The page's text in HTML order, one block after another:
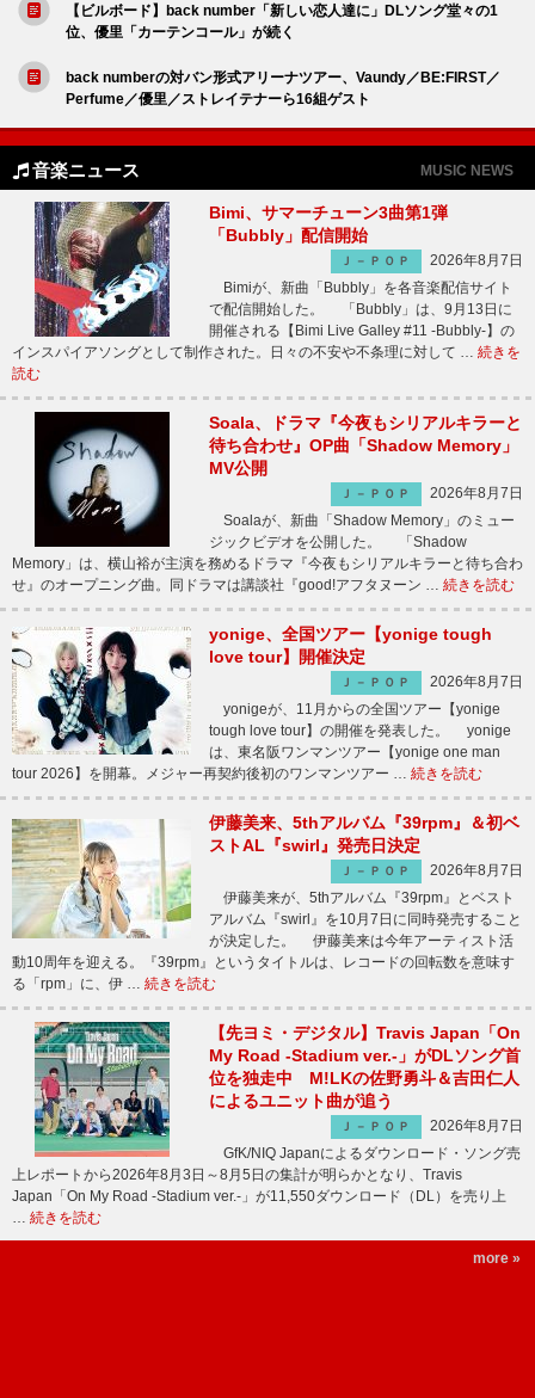
【ビルボード】back number「新しい恋人達に」DLソング堂々の1
位、優里「カーテンコール」が続く
back numberの対バン形式アリーナツアー、Vaundy／BE:FIRST／
Perfume／優里／ストレイテナーら16組ゲスト
音楽ニュース MUSIC NEWS
Bimi、サマーチューン3曲第1弾
「Bubbly」配信開始
Ｊ－ＰＯＰ
2026年8月7日
Bimiが、新曲「Bubbly」を各音楽配信サイト
で配信開始した。 「Bubbly」は、9月13日に
開催される【Bimi Live Galley #11 -Bubbly-】の
インスパイアソングとして制作された。日々の不安や不条理に対して … 続きを
読む
Soala、ドラマ『今夜もシリアルキラーと
待ち合わせ』OP曲「Shadow Memory」
MV公開
Ｊ－ＰＯＰ
2026年8月7日
Soalaが、新曲「Shadow Memory」のミュー
ジックビデオを公開した。 「Shadow
Memory」は、横山裕が主演を務めるドラマ『今夜もシリアルキラーと待ち合わ
せ』のオープニング曲。同ドラマは講談社『good!アフタヌーン … 続きを読む
yonige、全国ツアー【yonige tough
love tour】開催決定
Ｊ－ＰＯＰ
2026年8月7日
yonigeが、11月からの全国ツアー【yonige
tough love tour】の開催を発表した。 yonige
は、東名阪ワンマンツアー【yonige one man
tour 2026】を開幕。メジャー再契約後初のワンマンツアー … 続きを読む
伊藤美来、5thアルバム『39rpm』＆初ベ
ストAL『swirl』発売日決定
Ｊ－ＰＯＰ
2026年8月7日
伊藤美来が、5thアルバム『39rpm』とベスト
アルバム『swirl』を10月7日に同時発売すること
が決定した。 伊藤美来は今年アーティスト活
動10周年を迎える。『39rpm』というタイトルは、レコードの回転数を意味す
る「rpm」に、伊 … 続きを読む
【先ヨミ・デジタル】Travis Japan「On
My Road -Stadium ver.-」がDLソング首
位を独走中 M!LKの佐野勇斗＆吉田仁人
によるユニット曲が追う
Ｊ－ＰＯＰ
2026年8月7日
GfK/NIQ Japanによるダウンロード・ソング売
上レポートから2026年8月3日～8月5日の集計が明らかとなり、Travis
Japan「On My Road -Stadium ver.-」が11,550ダウンロード（DL）を売り上
… 続きを読む
more »